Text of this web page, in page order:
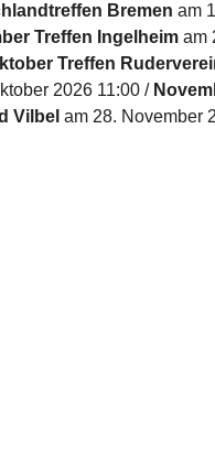
Bremen am
Treffen Ingelheim am
Treffen
2026 11:00
Vilbel am 28. November